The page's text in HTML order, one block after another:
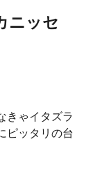
ニッセ
きゃイタズラ
ピッタリの台